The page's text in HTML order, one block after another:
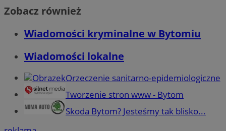
Zobacz również
Wiadomości kryminalne w Bytomiu
Wiadomości lokalne
Orzeczenie sanitarno-epidemiologiczne
Tworzenie stron www - Bytom
Skoda Bytom? Jesteśmy tak blisko...